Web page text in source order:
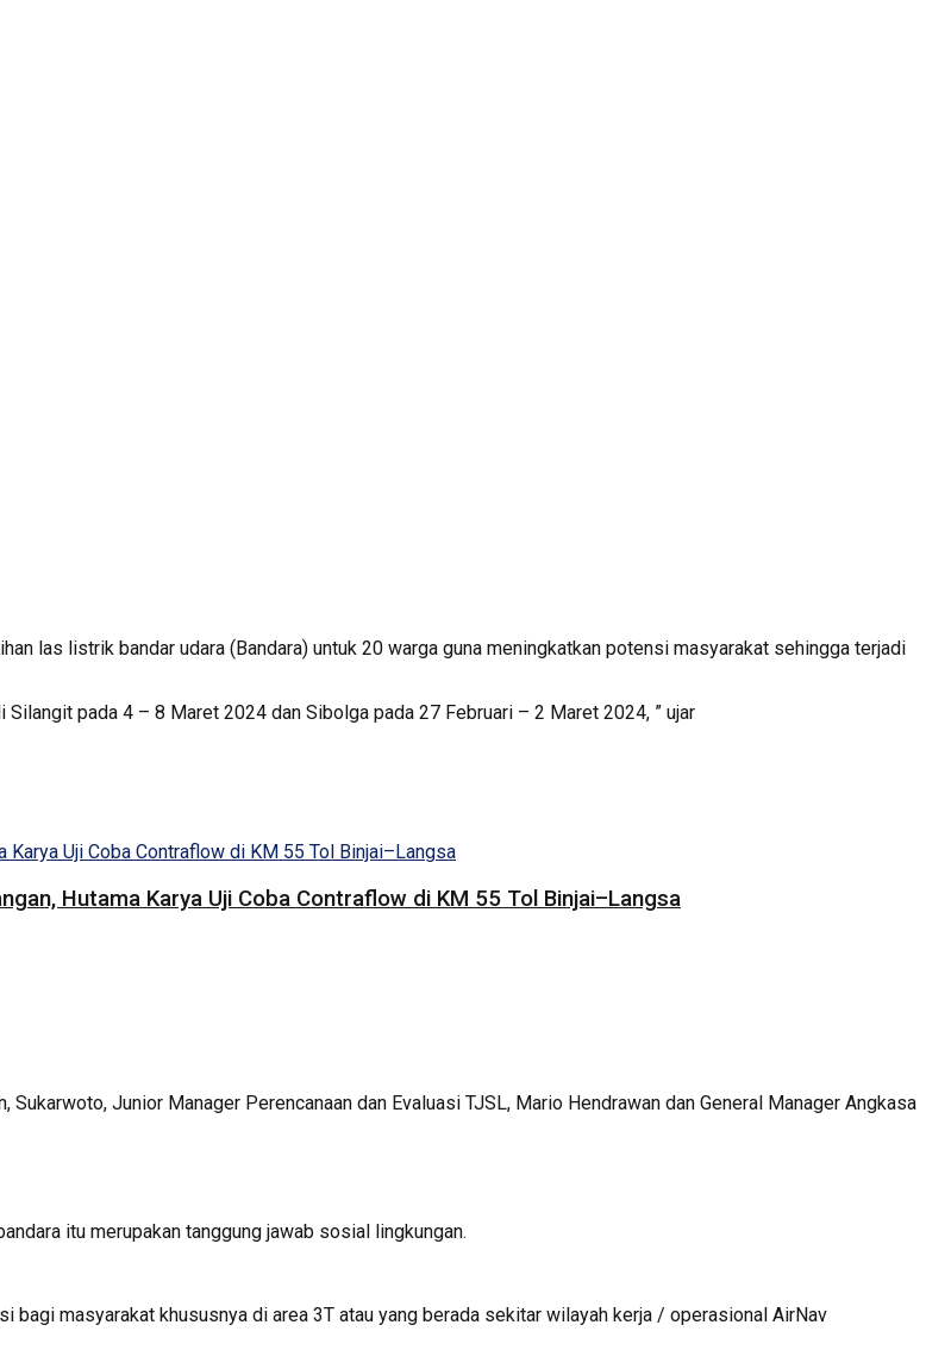
las listrik bandar udara (Bandara) untuk 20 warga guna meningkatkan potensi masyarakat sehingga terjadi
pada 4 – 8 Maret 2024 dan Sibolga pada 27 Februari – 2 Maret 2024, ” ujar
Hutama Karya Uji Coba Contraflow di KM 55 Tol Binjai–Langsa
Junior Manager Perencanaan dan Evaluasi TJSL, Mario Hendrawan dan General Manager Angkasa
itu merupakan tanggung jawab sosial lingkungan.
masyarakat khususnya di area 3T atau yang berada sekitar wilayah kerja / operasional AirNav